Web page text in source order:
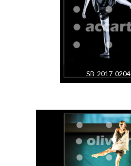
SB-2017-0204